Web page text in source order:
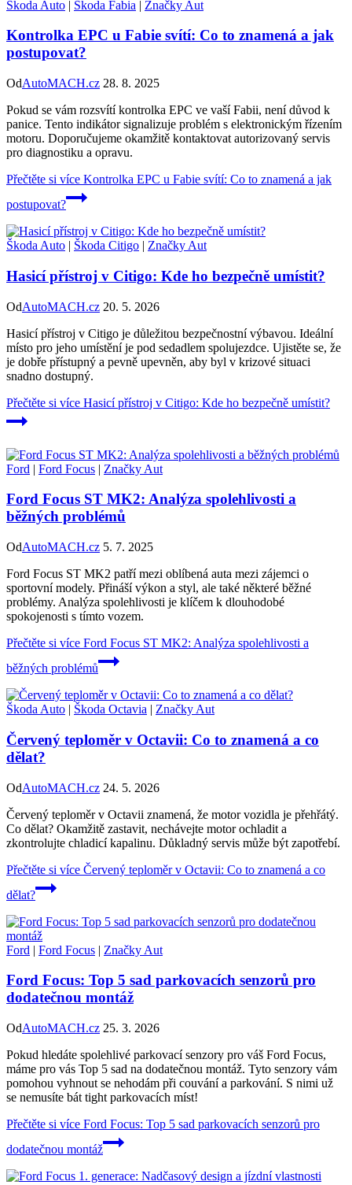
Škoda Auto | Škoda Fabia | Značky Aut
Kontrolka EPC u Fabie svítí: Co to znamená a jak
postupovat?
OdAutoMACH.cz 28. 8. 2025
Pokud se vám rozsvítí kontrolka EPC ve vaší Fabii, není důvod k
panice. Tento indikátor signalizuje problém s elektronickým řízením
motoru. Doporučujeme okamžitě kontaktovat autorizovaný servis
pro diagnostiku a opravu.
Přečtěte si více Kontrolka EPC u Fabie svítí: Co to znamená a jak
postupovat?
Škoda Auto | Škoda Citigo | Značky Aut
Hasicí přístroj v Citigo: Kde ho bezpečně umístit?
OdAutoMACH.cz 20. 5. 2026
Hasicí přístroj v Citigo je důležitou bezpečnostní výbavou. Ideální
místo pro jeho umístění je pod sedadlem spolujezdce. Ujistěte se, že
je dobře přístupný a pevně upevněn, aby byl v krizové situaci
snadno dostupný.
Přečtěte si více Hasicí přístroj v Citigo: Kde ho bezpečně umístit?
Ford | Ford Focus | Značky Aut
Ford Focus ST MK2: Analýza spolehlivosti a
běžných problémů
OdAutoMACH.cz 5. 7. 2025
Ford Focus ST MK2 patří mezi oblíbená auta mezi zájemci o
sportovní modely. Přináší výkon a styl, ale také některé běžné
problémy. Analýza spolehlivosti je klíčem k dlouhodobé
spokojenosti s tímto vozem.
Přečtěte si více Ford Focus ST MK2: Analýza spolehlivosti a
běžných problémů
Škoda Auto | Škoda Octavia | Značky Aut
Červený teploměr v Octavii: Co to znamená a co
dělat?
OdAutoMACH.cz 24. 5. 2026
Červený teploměr v Octavii znamená, že motor vozidla je přehřátý.
Co dělat? Okamžitě zastavit, nechávejte motor ochladit a
zkontrolujte chladicí kapalinu. Důkladný servis může být zapotřebí.
Přečtěte si více Červený teploměr v Octavii: Co to znamená a co
dělat?
Ford | Ford Focus | Značky Aut
Ford Focus: Top 5 sad parkovacích senzorů pro
dodatečnou montáž
OdAutoMACH.cz 25. 3. 2026
Pokud hledáte spolehlivé parkovací senzory pro váš Ford Focus,
máme pro vás Top 5 sad na dodatečnou montáž. Tyto senzory vám
pomohou vyhnout se nehodám při couvání a parkování. S nimi už
se nemusíte bát tight parkovacích míst!
Přečtěte si více Ford Focus: Top 5 sad parkovacích senzorů pro
dodatečnou montáž